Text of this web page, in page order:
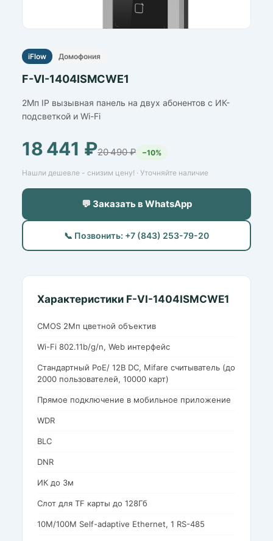
iFlow Домофония
F-VI-1404ISMCWE1
2Мп IP вызывная панель на двух абонентов с ИК-
подсветкой и Wi-Fi
18 441 ₽20 490 ₽ −10%
Нашли дешевле - снизим цену! · Уточняйте наличие
💬 Заказать в WhatsApp
📞 Позвонить: +7 (843) 253-79-20
Характеристики F-VI-1404ISMCWE1
CMOS 2Мп цветной объектив
Wi-Fi 802.11b/g/n, Web интерфейс
Стандартный PoE/ 12В DC, Mifare считыватель (до
2000 пользователей, 10000 карт)
Прямое подключение в мобильное приложение
WDR
BLC
DNR
ИК до 3м
Слот для TF карты до 128Гб
10M/100M Self-adaptive Ethernet, 1 RS-485